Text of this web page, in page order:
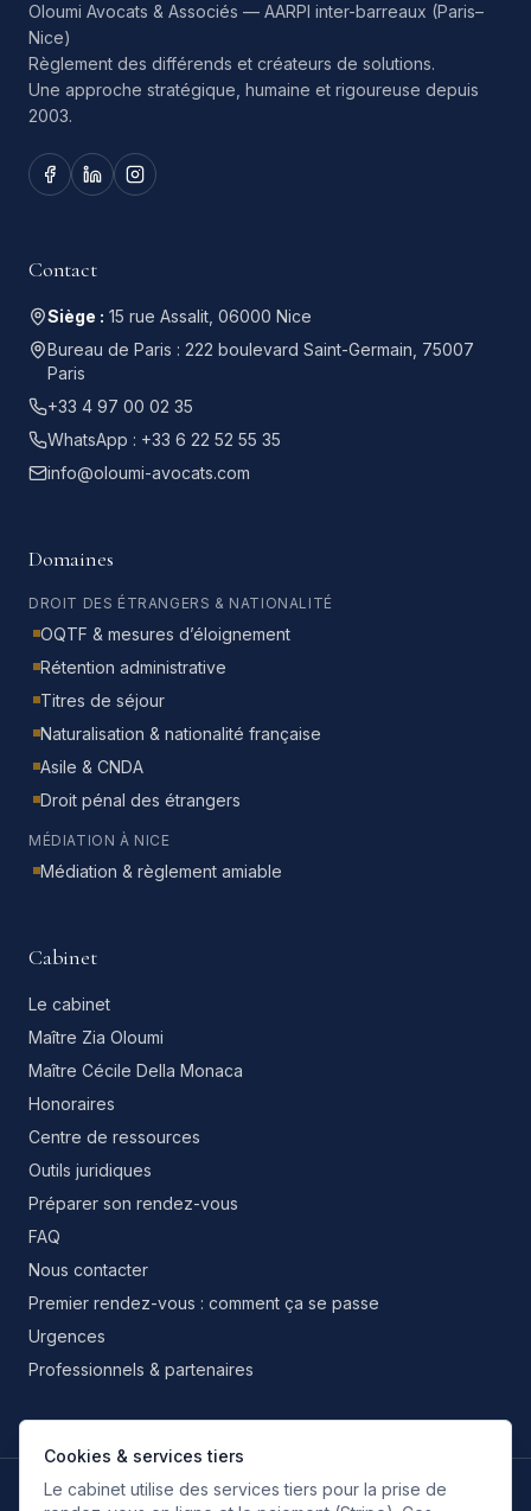
Cookies & services tiers
Le cabinet utilise des services tiers pour la prise de
Oloumi Avocats & Associés — AARPI inter-barreaux (Paris–
Nice)
Règlement des différends et créateurs de solutions.
Une approche stratégique, humaine et rigoureuse depuis
2003.
Contact
Siège : 15 rue Assalit, 06000 Nice
Bureau de Paris : 222 boulevard Saint-Germain, 75007
Paris
+33 4 97 00 02 35
WhatsApp : +33 6 22 52 55 35
info@oloumi-avocats.com
Domaines
DROIT DES ÉTRANGERS & NATIONALITÉ
OQTF & mesures d’éloignement
Rétention administrative
Titres de séjour
Naturalisation & nationalité française
Asile & CNDA
Droit pénal des étrangers
MÉDIATION À NICE
Médiation & règlement amiable
Cabinet
Le cabinet
Maître Zia Oloumi
Maître Cécile Della Monaca
Honoraires
Centre de ressources
Outils juridiques
Préparer son rendez-vous
FAQ
Nous contacter
Premier rendez-vous : comment ça se passe
Urgences
Professionnels & partenaires
LANGUES DE TRAVAIL